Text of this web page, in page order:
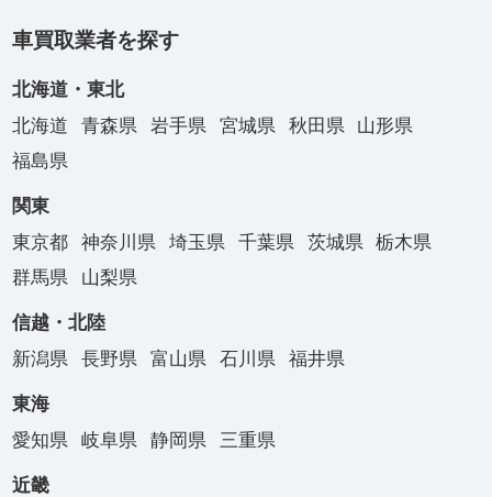
車買取業者を探す
北海道・東北
北海道
青森県 岩手県 宮城県 秋田県
山形県
福島県
関東
東京都
神奈川県 埼玉県 千葉県 茨城県
栃木県
群馬県
山梨県
信越・北陸
新潟県
長野県 富山県 石川県 福井県
東海
愛知県
岐阜県 静岡県 三重県
近畿